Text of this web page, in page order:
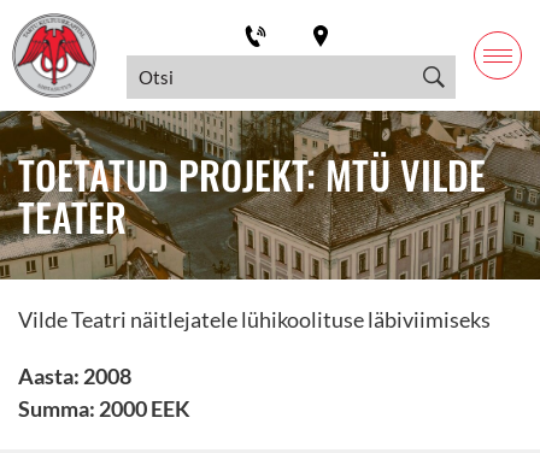
TOETATUD PROJEKT: MTÜ VILDE
TEATER
Vilde Teatri näitlejatele lühikoolituse läbiviimiseks
Aasta: 2008
Summa: 2000 EEK